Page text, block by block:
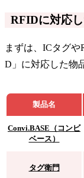
RFIDに対応
まずは、ICタグ
D」に対応した物
製品名
Convi.BASE（コンビ
ベース）
タグ衛門